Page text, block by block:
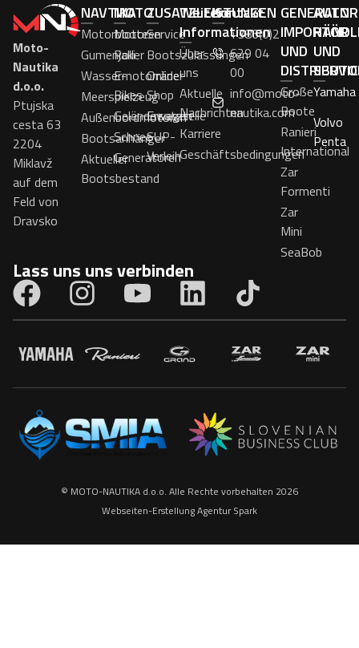
Moto-
Nautika
d.o.o.
Ptujska
cesta 63
2204
Miklavž
auf dem
Feld von
Dravsko
NAVTIKA
Motorboote
Gumenjaki
Wassermotorräder
Meerspielzeug
Außenbordmotoren
Bootsanhänger
Aktueller
Bootsbestand
MOTO
Motoren
Roller
E-
Bikes
Geländewagen
Schnee
Generatoren
ZUSATZLEISTUNGEN
Service
Bootszulassungen
Online-
Shop
Ersatzteile
SUP-
Verleih
Weitere
Informationen
Über
uns
Aktuelle
Nachrichten
Karriere
Geschäftsbedingungen
Kontakt
+386(0)2
629 04
00
info@moto-
nautika.com
GENERALNI
IMPORTÖR
UND
Große
Boote
Ranieri
International
Zar
Formenti
Zar
Mini
SeaBob
UND
Yamaha
Volvo
Penta
Lass uns uns verbinden
© MOTO-NAUTIKA d.o.o. Alle Rechte vorbehalten 2026
Webseiten-ErstellungAgentur Spark